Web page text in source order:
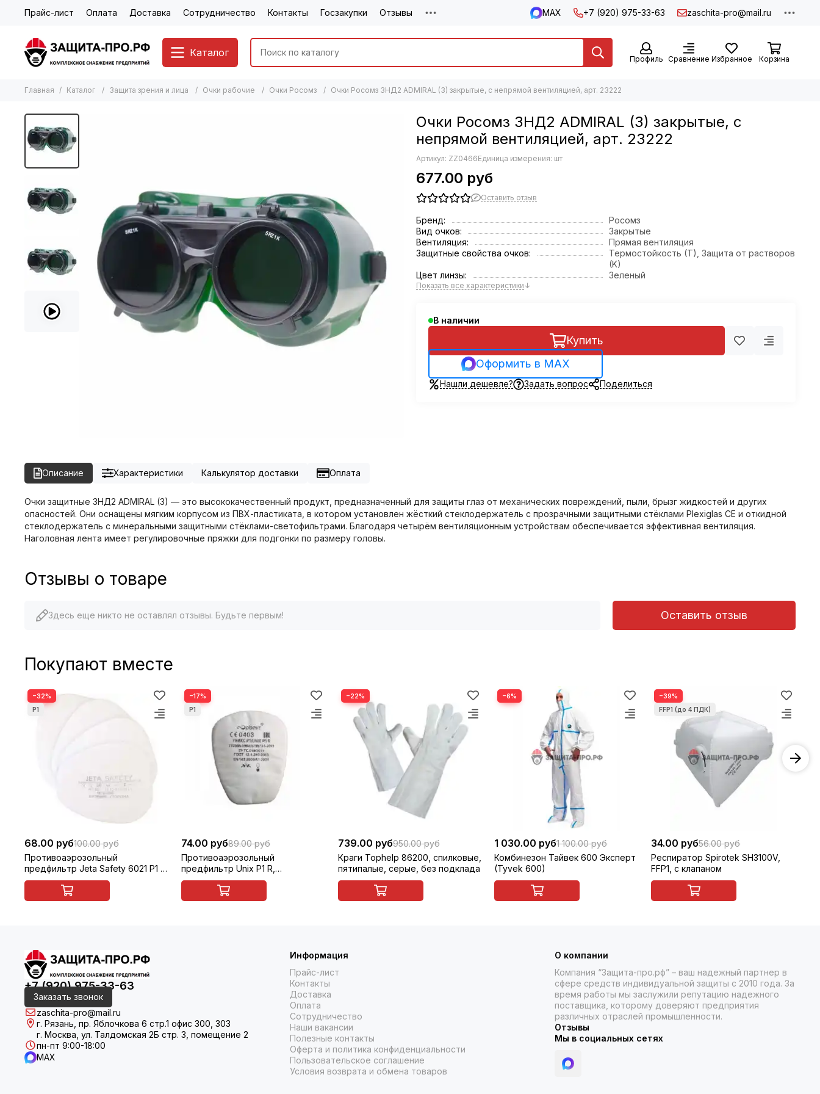
Прайс-лист Оплата Доставка Сотрудничество Контакты Госзакупки Отзывы MAX +7 (920) 975-33-63 zaschita-pro@mail.ru
Каталог
Профиль Сравнение Избранное Корзина
Главная Каталог Защита зрения и лица Очки рабочие Очки Росомз Очки Росомз ЗНД2 ADMIRAL (3) закрытые, с непрямой вентиляцией, арт. 23222
Очки Росомз ЗНД2 ADMIRAL (3) закрытые, с
непрямой вентиляцией, арт. 23222
Артикул: ZZ0466Единица измерения: шт
677.00 руб
Оставить отзыв
Бренд:
Росомз
Вид очков:
Закрытые
Вентиляция:
Прямая вентиляция
Защитные свойства очков:
Термостойкость (T), Защита от растворов
(K)
Цвет линзы:
Зеленый
Показать все характеристики ↓
В наличии
Купить
Оформить в MAX
Нашли дешевле? Задать вопрос Поделиться
Описание Характеристики Калькулятор доставки Оплата
Очки защитные ЗНД2 ADMIRAL (3) — это высококачественный продукт, предназначенный для защиты глаз от механических повреждений, пыли, брызг жидкостей и других
опасностей. Они оснащены мягким корпусом из ПВХ-пластиката, в котором установлен жёсткий стеклодержатель с прозрачными защитными стёклами Plexiglas CE и откидной
стеклодержатель с минеральными защитными стёклами-светофильтрами. Благодаря четырём вентиляционным устройствам обеспечивается эффективная вентиляция.
Наголовная лента имеет регулировочные пряжки для подгонки по размеру головы.
Отзывы о товаре
Здесь еще никто не оставлял отзывы. Будьте первым! Оставить отзыв
Покупают вместе
−32%
68.00 руб100.00 руб
Противоаэрозольный
предфильтр Jeta Safety 6021 P1 R
D, многоразовый, 1 шт
−17%
74.00 руб89.00 руб
Противоаэрозольный
предфильтр Unix P1 R,
многоразовый, 1 шт
−22%
739.00 руб950.00 руб
Краги Tophelp 86200, спилковые,
пятипалые, серые, без подклада
−6%
1 030.00 руб1 100.00 руб
Комбинезон Тайвек 600 Эксперт
(Tyvek 600)
−39%
34.00 руб56.00 руб
Респиратор Spirotek SH3100V,
FFP1, с клапаном
+7 (920) 975-33-63
Заказать звонок
zaschita-pro@mail.ru
г. Рязань, пр. Яблочкова 6 стр.1 офис 300, 303
г. Москва, ул. Талдомская 2Б стр. 3, помещение 2
пн-пт 9:00-18:00
MAX
Информация
Прайс-лист
Контакты
Доставка
Оплата
Сотрудничество
Наши вакансии
Полезные контакты
Оферта и политика конфиденциальности
Пользовательское соглашение
Условия возврата и обмена товаров
О компании
Компания “Защита-про.рф” – ваш надежный партнер в
сфере средств индивидуальной защиты с 2010 года. За
время работы мы заслужили репутацию надежного
поставщика, которому доверяют предприятия
различных отраслей промышленности.
Отзывы
Мы в социальных сетях